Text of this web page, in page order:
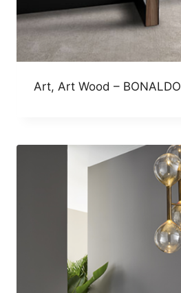
Art, Art Wood – BONALDO